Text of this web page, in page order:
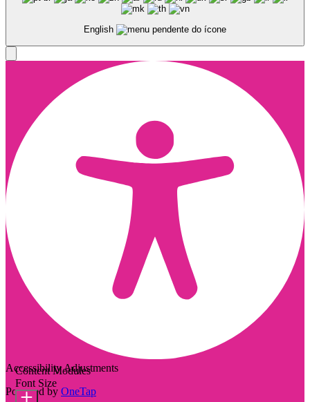
English
Accessibility Adjustments
Powered by OneTap
Content Modules
Font Size